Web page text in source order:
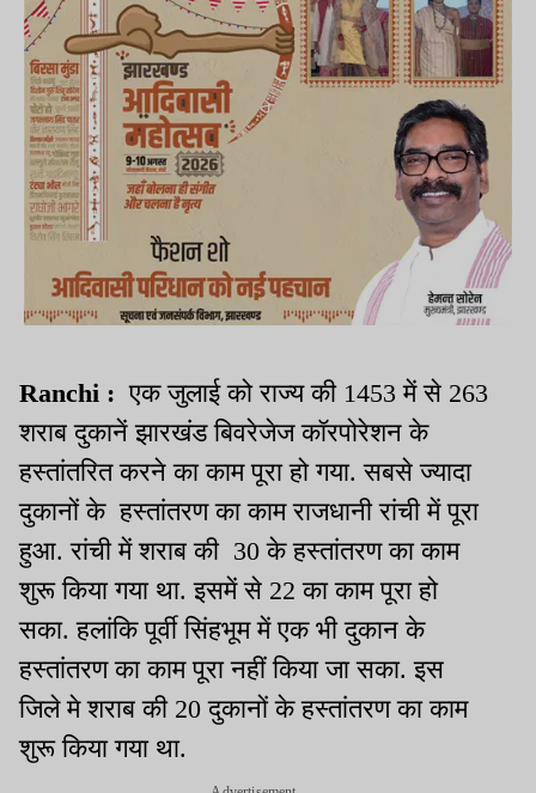
Ranchi : एक जुलाई को राज्य की 1453 में से 263
शराब दुकानें झारखंड बिवरेजेज कॉरपोरेशन के
हस्तांतरित करने का काम पूरा हो गया. सबसे ज्यादा
दुकानों के हस्तांतरण का काम राजधानी रांची में पूरा
हुआ. रांची में शराब की 30 के हस्तांतरण का काम
शुरू किया गया था. इसमें से 22 का काम पूरा हो
सका. हलांकि पूर्वी सिंहभूम में एक भी दुकान के
हस्तांतरण का काम पूरा नहीं किया जा सका. इस
जिले मे शराब की 20 दुकानों के हस्तांतरण का काम
शुरू किया गया था.